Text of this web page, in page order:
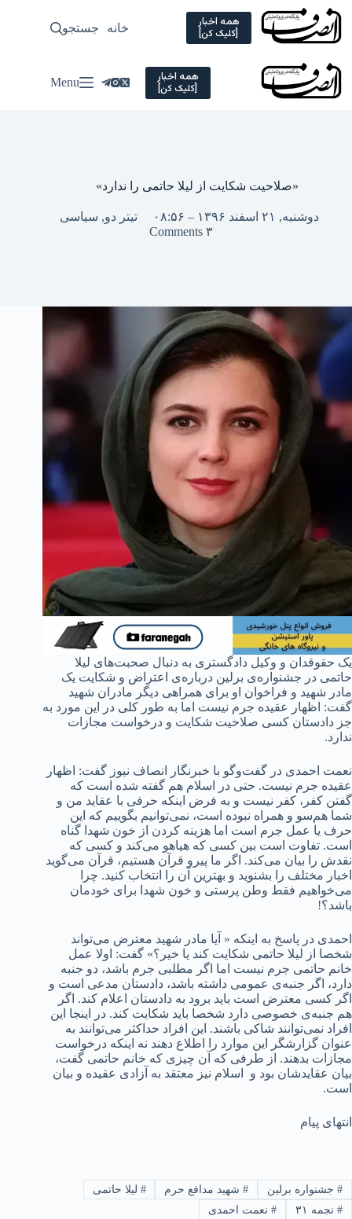
Skip
content
همه اخبار
[کلیک کن] خانه سیاسی
جستجو
همه اخبار
[کلیک کن] Menu
«صلاحیت شکایت از لیلا حاتمی را ندارد»
دوشنبه, ۲۱ اسفند ۱۳۹۶ – ۰۸:۵۶ تیتر دو, سیاسی
۳ Comments
یک حقوقدان و وکیل دادگستری به دنبال صحبت‌های لیلا
حاتمی در جشنواره‌ی برلین درباره‌ی اعتراض و شکایت یک
مادر شهید و فراخوان او برای همراهی دیگر مادران شهید
گفت: اظهار عقیده جرم نیست اما به طور کلی در این مورد به
جز دادستان کسی صلاحیت شکایت و درخواست مجازات
ندارد.
نعمت احمدی در گفت‌وگو با خبرنگار انصاف نیوز گفت: اظهار
عقیده جرم نیست. حتی در اسلام هم گفته شده است که
گفتن کفر، کفر نیست و به فرض اینکه حرفی با عقاید من و
شما هم‌سو و همراه نبوده است، نمی‌توانیم بگوییم که این
حرف یا عمل جرم است اما هزینه کردن از خون شهدا گناه
است. تفاوت است بین کسی که هیاهو می‌کند و کسی که
نقدش را بیان می‌کند. اگر ما پیرو قرآن هستیم، قرآن می‌گوید
اخبار مختلف را بشنوید و بهترین آن را انتخاب کنید. چرا
می‌خواهیم فقط وطن پرستی و خون شهدا برای خودمان
باشد؟!
احمدی در پاسخ به اینکه « آیا مادر شهید معترض می‌تواند
شخصا از لیلا حاتمی شکایت کند یا خیر؟» گفت: اولا عمل
خانم حاتمی جرم نیست اما اگر مطلبی جرم باشد، دو جنبه
دارد، اگر جنبه‌ی عمومی داشته باشد، دادستان مدعی است و
اگر کسی معترض است باید برود به دادستان اعلام کند. اگر
هم جنبه‌ی خصوصی دارد شخصا باید شکایت کند. در اینجا این
افراد نمی‌توانند شاکی باشند. این افراد حداکثر می‌توانند به
عنوان گزارشگر این موارد را اطلاع دهند نه اینکه درخواست
مجازات بدهند. از طرفی که آن چیزی که خانم حاتمی گفت،
بیان عقایدشان بود و اسلام نیز معتقد به آزادی عقیده و بیان
است.
انتهای پیام
#جشنواره برلین #شهید مدافع حرم # لیلا حاتمی
#نجمه ۳۱ #نعمت احمدی